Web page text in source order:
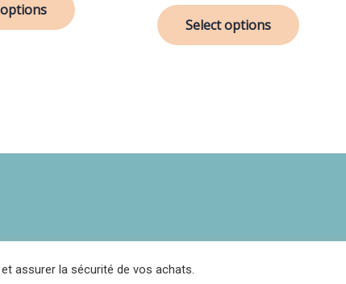
Select options
assurer la sécurité de vos achats.